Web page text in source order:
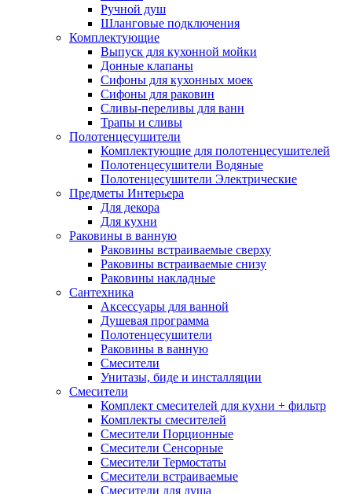
Ручной душ
Шланговые подключения
Комплектующие
Выпуск для кухонной мойки
Донные клапаны
Сифоны для кухонных моек
Сифоны для раковин
Сливы-переливы для ванн
Трапы и сливы
Полотенцесушители
Комплектующие для полотенцесушителей
Полотенцесушители Водяные
Полотенцесушители Электрические
Предметы Интерьера
Для декора
Для кухни
Раковины в ванную
Раковины встраиваемые сверху
Раковины встраиваемые снизу
Раковины накладные
Сантехника
Аксессуары для ванной
Душевая программа
Полотенцесушители
Раковины в ванную
Смесители
Унитазы, биде и инсталляции
Смесители
Комплект смесителей для кухни + фильтр
Комплекты смесителей
Смесители Порционные
Смесители Сенсорные
Смесители Термостаты
Смесители встраиваемые
Смесители для душа